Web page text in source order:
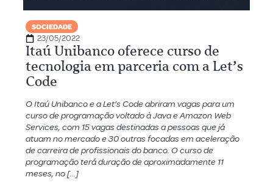
SOCIEDADE
23/05/2022
Itaú Unibanco oferece curso de
tecnologia em parceria com a Let’s
Code
O Itaú Unibanco e a Let’s Code abriram vagas para um
curso de programação voltado à Java e Amazon Web
Services, com 15 vagas destinadas a pessoas que já
atuam no mercado e 30 outras focadas em aceleração
de carreira de profissionais do banco. O curso de
programação terá duração de aproximadamente 11
meses, no […]